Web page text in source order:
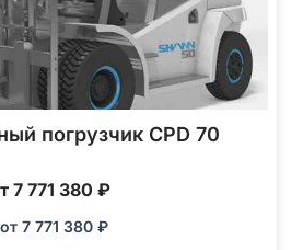
погрузчик CPD 70
7 771 380 ₽
от 7 771 380 ₽